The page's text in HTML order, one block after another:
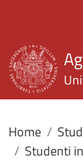
Home
Studenti